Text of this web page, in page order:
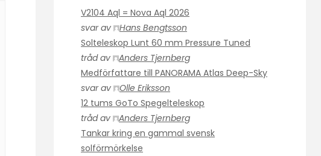
V2104 Aql = Nova Aql 2026
svar av
Hans Bengtsson
Solteleskop Lunt 60 mm Pressure Tuned
tråd av
Anders Tjernberg
Medförfattare till PANORAMA Atlas Deep-Sky
svar av
Olle Eriksson
12 tums GoTo Spegelteleskop
tråd av
Anders Tjernberg
Tankar kring en gammal svensk
solförmörkelse